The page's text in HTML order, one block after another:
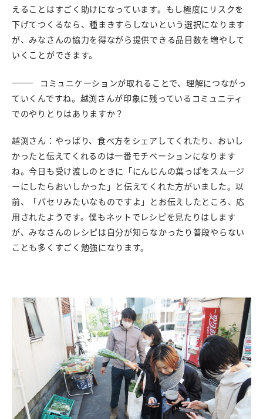
えることはすごく助けになっています。もし極度にリスクを
下げてつくるなら、種まきすらしないという選択になります
が、みなさんの協力を得ながら提供できる品目数を増やして
いくことができます。
コミュニケーションが取れることで、理解につながっ
ていくんですね。越渕さんが印象に残っているコミュニティ
でのやりとりはありますか？
越渕さん：やっぱり、食べ方をシェアしてくれたり、おいし
かったと伝えてくれるのは一番モチベーションになります
ね。今日も受け渡しのときに「にんじんの葉っぱをスムージ
ーにしたらおいしかった」と伝えてくれた方がいました。以
前、「パセリみたいなものですよ」とお伝えしたところ、応
用されたようです。僕もネットでレシピを見たりはします
が、みなさんのレシピは自分が知らなかったり普段やらない
ことも多くすごく勉強になります。